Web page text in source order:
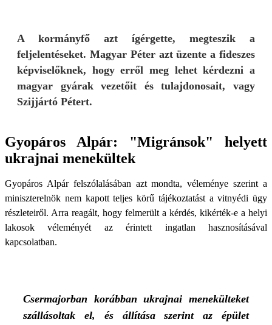
A kormányfő azt ígérgette, megteszik a
feljelentéseket. Magyar Péter azt üzente a fideszes
képviselőknek, hogy erről meg lehet kérdezni a
magyar gyárak vezetőit és tulajdonosait, vagy
Szijjártó Pétert.
Gyopáros Alpár: "Migránsok" helyett
ukrajnai menekültek
Gyopáros Alpár felszólalásában azt mondta, véleménye szerint a
miniszterelnök nem kapott teljes körű tájékoztatást a vitnyédi ügy
részleteiről. Arra reagált, hogy felmerült a kérdés, kikérték-e a helyi
lakosok véleményét az érintett ingatlan hasznosításával
kapcsolatban.
Csermajorban korábban ukrajnai menekülteket
szállásoltak el, és állítása szerint az épület